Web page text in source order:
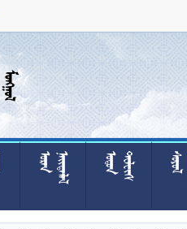










  







  











